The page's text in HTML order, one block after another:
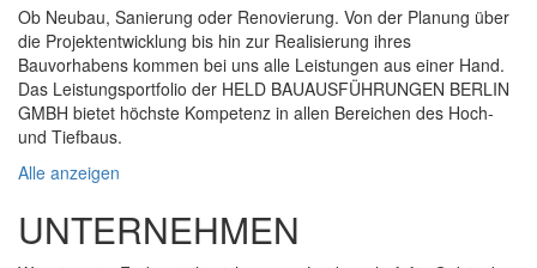
Ob Neubau, Sanierung oder Renovierung. Von der Planung über
die Projektentwicklung bis hin zur Realisierung ihres
Bauvorhabens kommen bei uns alle Leistungen aus einer Hand.
Das Leistungsportfolio der HELD BAUAUSFÜHRUNGEN BERLIN
GMBH bietet höchste Kompetenz in allen Bereichen des Hoch-
und Tiefbaus.
Alle anzeigen
UNTERNEHMEN